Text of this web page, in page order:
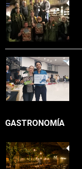
GASTRONOMÍA